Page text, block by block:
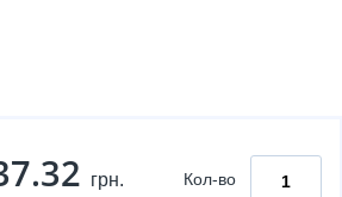
грн. Кол-во